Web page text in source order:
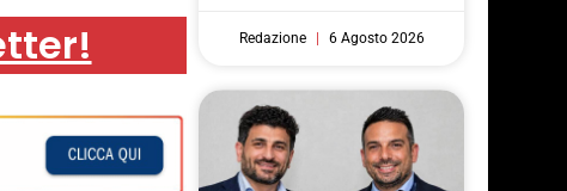
Redazione 6 Agosto 2026